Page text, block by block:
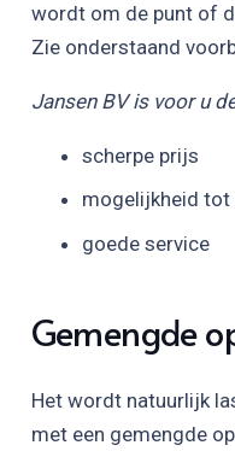
wordt om de punt of
Zie onderstaand
Jansen BV is voor u
scherpe prijs
mogelijkheid tot
goede service
Gemengde
Het wordt natuurlijk
met een gemengde